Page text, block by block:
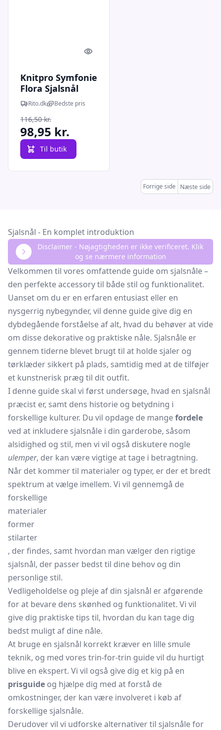
Quick look
Knitpro Symfonie
Flora Sjalsnål
Bjørn
Rito.dk Bedste pris
116,50 kr.
98,95 kr.
Til butik
Forrige side Næste side
Sjalsnål - En komplet introduktion
Disclaimer - Nøjagtigheden er ikke verificeret. Klik
og se nærmere information
Velkommen til vores omfattende guide om sjalsnåle –
den perfekte accessory til både stil og funktionalitet.
Uanset om du er en erfaren entusiast eller en
nysgerrig nybegynder, vil denne guide give dig en
dybdegående forståelse af alt, hvad du behøver at vide
om disse dekorative og praktiske nåle. Sjalsnåle er
gennem tiderne blevet brugt til at holde sjaler og
tørklæder sikkert på plads, samtidig med at de tilføjer
et kunstnerisk præg til dit outfit.
I denne guide skal vi først undersøge, hvad en sjalsnål
præcist er, samt dens historie og betydning i
forskellige kulturer. Du vil opdage de mangefordele
ved at inkludere sjalsnåle i din garderobe, såsom
alsidighed og stil, men vi vil også diskutere nogle
ulemper, der kan være vigtige at tage i betragtning.
Når det kommer til materialer og typer, er der et bredt
spektrum at vælge imellem. Vi vil gennemgå de
forskellige
materialer
former
stilarter
, der findes, samt hvordan man vælger den rigtige
sjalsnål, der passer bedst til dine behov og din
personlige stil.
Vedligeholdelse og pleje af din sjalsnål er afgørende
for at bevare dens skønhed og funktionalitet. Vi vil
give dig praktiske tips til, hvordan du kan tage dig
bedst muligt af dine nåle.
At bruge en sjalsnål korrekt kræver en lille smule
teknik, og med vores trin-for-trin guide vil du hurtigt
blive en ekspert. Vi vil også give dig et kig på en
prisguide og hjælpe dig med at forstå de
omkostninger, der kan være involveret i køb af
forskellige sjalsnåle.
Derudover vil vi udforske alternativer til sjalsnåle for